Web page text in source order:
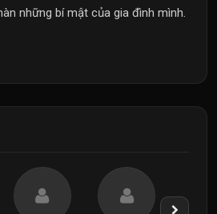
những bí mật của gia đình mình.